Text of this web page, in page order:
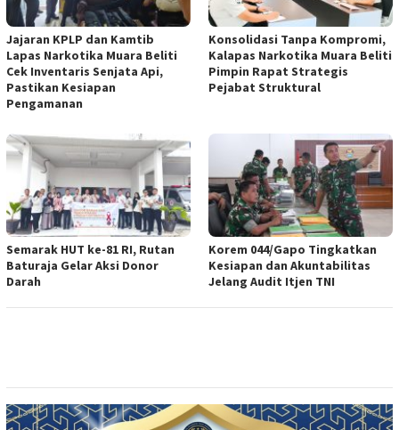
Jajaran KPLP dan Kamtib
Lapas Narkotika Muara Beliti
Cek Inventaris Senjata Api,
Pastikan Kesiapan
Pengamanan
Konsolidasi Tanpa Kompromi,
Kalapas Narkotika Muara Beliti
Pimpin Rapat Strategis
Pejabat Struktural
Semarak HUT ke-81 RI, Rutan
Baturaja Gelar Aksi Donor
Darah
Korem 044/Gapo Tingkatkan
Kesiapan dan Akuntabilitas
Jelang Audit Itjen TNI